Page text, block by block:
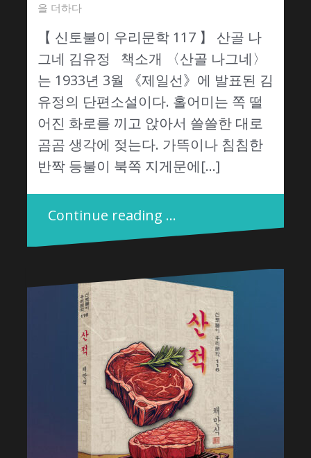
을 더하다
【 신토불이 우리문학 117 】 산골 나
그네 김유정 책소개 〈산골 나그네〉
는 1933년 3월 《제일선》에 발표된 김
유정의 단편소설이다. 홀어미는 쪽 떨
어진 화로를 끼고 앉아서 쓸쓸한 대로
곰곰 생각에 젖는다. 가뜩이나 침침한
반짝 등불이 북쪽 지게문에[…]
Continue reading …